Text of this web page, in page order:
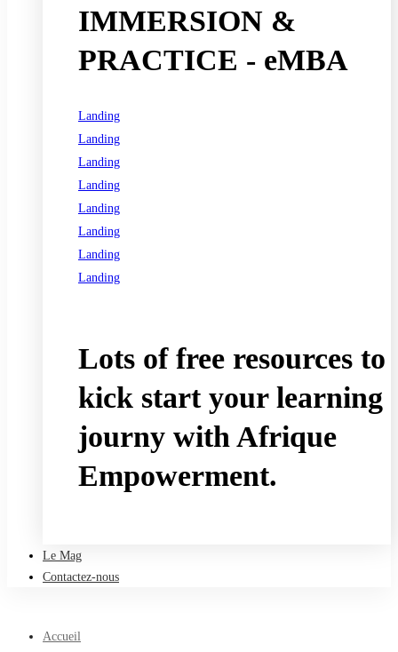
IMMERSION &
PRACTICE - eMBA
Landing
Landing
Landing
Landing
Landing
Landing
Landing
Landing
Lots of free resources to
kick start your learning
journy with Afrique
Empowerment.
Le Mag
Contactez-nous
Accueil